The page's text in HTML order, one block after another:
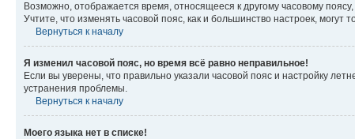
Возможно, отображается время, относящееся к другому часовому
Учтите, что изменять часовой пояс, как и большинство настроек,
Вернуться к началу
Я изменил часовой пояс, но время всё равно неправильное!
Если вы уверены, что правильно указали часовой пояс и настройку
устранения проблемы.
Вернуться к началу
Моего языка нет в списке!